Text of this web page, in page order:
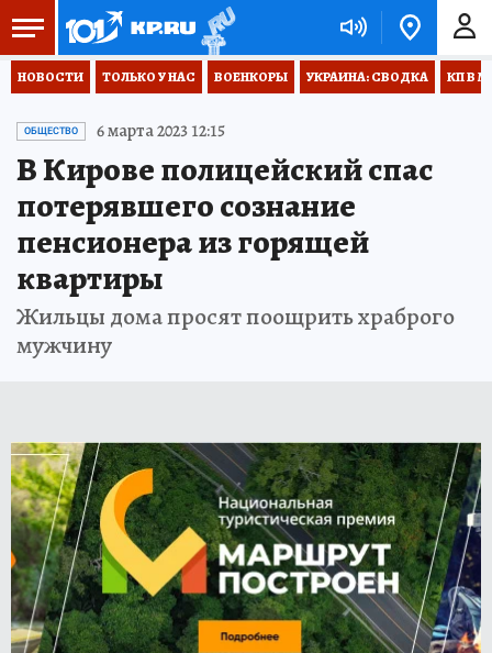
НОВОСТИ ТОЛЬКО У НАС ВОЕНКОРЫ УКРАИНА: СВОДКА КП В
ОБЩЕСТВО 6 марта 2023 12:15
В Кирове полицейский спас
потерявшего сознание
пенсионера из горящей
квартиры
Жильцы дома просят поощрить храброго
мужчину